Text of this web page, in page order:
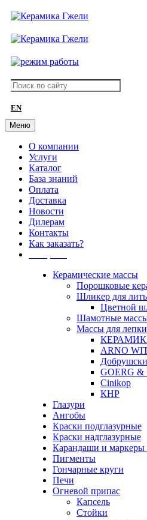
EN
Меню
О компании
Услуги
Каталог
База знаний
Оплата
Доставка
Новости
Дилерам
Контакты
Как заказать?
Керамические массы
Порошковые
Шликер для
Цветной
Шамотные
Массы для лепки
ARNO
GOERG &
Cinikop
КНР
Глазури
Ангобы
Краски подглазурные
Краски надглазурные
Карандаши и маркеры
Пигменты
Гончарные круги
Печи
Огневой припас
Капсель
Стойки